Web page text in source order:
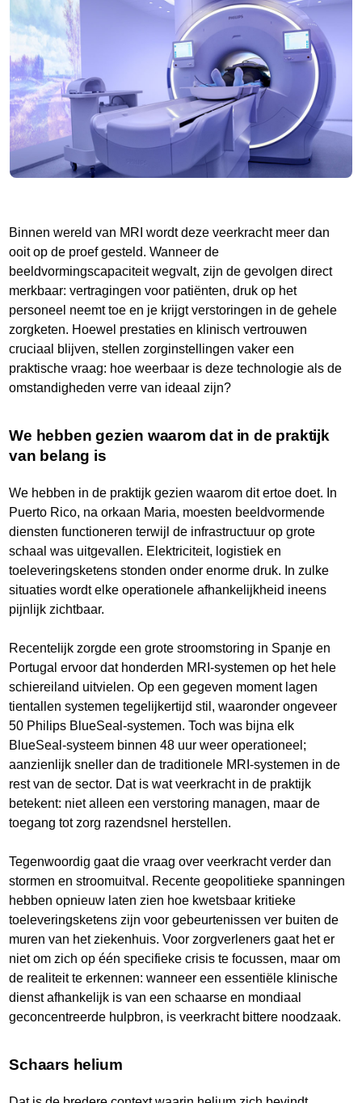
Binnen wereld van MRI wordt deze veerkracht meer dan
ooit op de proef gesteld. Wanneer de
beeldvormingscapaciteit wegvalt, zijn de gevolgen direct
merkbaar: vertragingen voor patiënten, druk op het
personeel neemt toe en je krijgt verstoringen in de gehele
zorgketen. Hoewel prestaties en klinisch vertrouwen
cruciaal blijven, stellen zorginstellingen vaker een
praktische vraag: hoe weerbaar is deze technologie als de
omstandigheden verre van ideaal zijn?
We hebben gezien waarom dat in de praktijk
van belang is
We hebben in de praktijk gezien waarom dit ertoe doet. In
Puerto Rico, na orkaan Maria, moesten beeldvormende
diensten functioneren terwijl de infrastructuur op grote
schaal was uitgevallen. Elektriciteit, logistiek en
toeleveringsketens stonden onder enorme druk. In zulke
situaties wordt elke operationele afhankelijkheid ineens
pijnlijk zichtbaar.
Recentelijk zorgde een grote stroomstoring in Spanje en
Portugal ervoor dat honderden MRI-systemen op het hele
schiereiland uitvielen. Op een gegeven moment lagen
tientallen systemen tegelijkertijd stil, waaronder ongeveer
50 Philips BlueSeal-systemen. Toch was bijna elk
BlueSeal-systeem binnen 48 uur weer operationeel;
aanzienlijk sneller dan de traditionele MRI-systemen in de
rest van de sector. Dat is wat veerkracht in de praktijk
betekent: niet alleen een verstoring managen, maar de
toegang tot zorg razendsnel herstellen.
Tegenwoordig gaat die vraag over veerkracht verder dan
stormen en stroomuitval. Recente geopolitieke spanningen
hebben opnieuw laten zien hoe kwetsbaar kritieke
toeleveringsketens zijn voor gebeurtenissen ver buiten de
muren van het ziekenhuis. Voor zorgverleners gaat het er
niet om zich op één specifieke crisis te focussen, maar om
de realiteit te erkennen: wanneer een essentiële klinische
dienst afhankelijk is van een schaarse en mondiaal
geconcentreerde hulpbron, is veerkracht bittere noodzaak.
Schaars helium